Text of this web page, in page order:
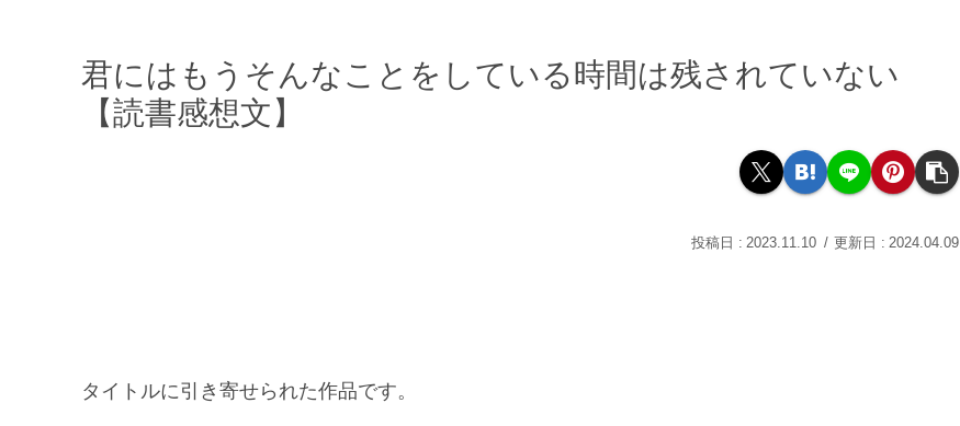
君にはもうそんなことをしている時間は残されていない
【読書感想文】
2023.11.10 2024.04.09
タイトルに引き寄せられた作品です。